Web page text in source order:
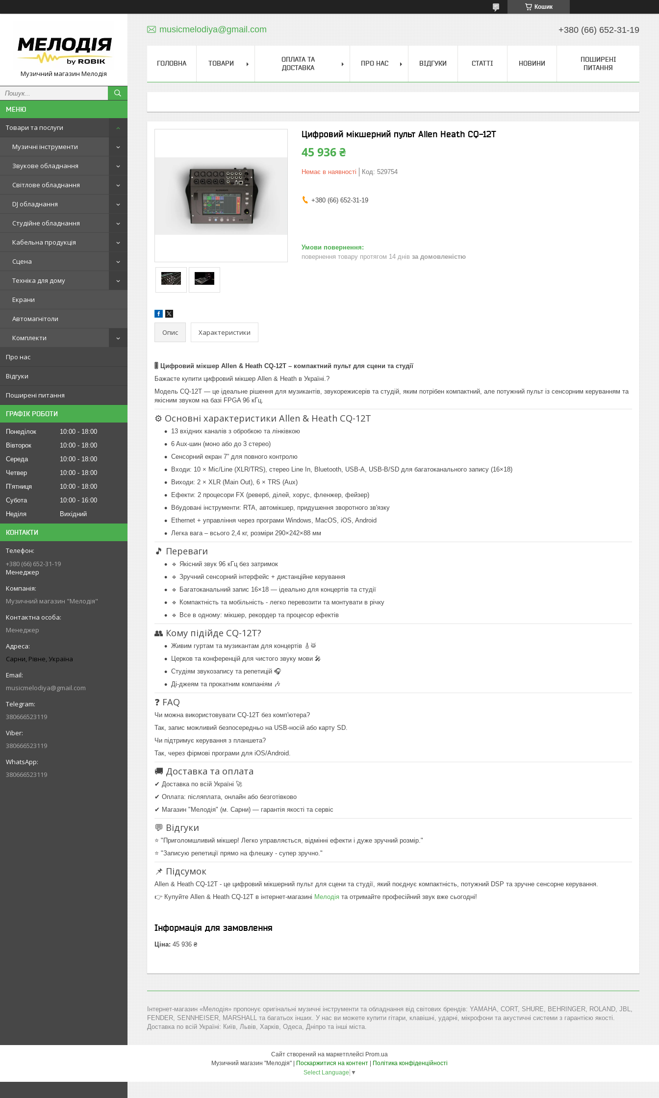
Кошик
Музичний магазин Мелодія
Товари та послуги
Музичні інструменти
Звукове обладнання
Світлове обладнання
DJ обладнання
Студійне обладнання
Кабельна продукція
Сцена
Техніка для дому
Екрани
Автомагнітоли
Комплекти
Про нас
Відгуки
Поширені питання
ГРАФІК РОБОТИ
Понеділок 10:00
18:00
Вівторок
10:00
18:00
Середа
10:00
18:00
Четвер
10:00
18:00
Пʼятниця
10:00
18:00
Субота
10:00
16:00
Неділя
Вихідний
КОНТАКТИ
+380 (66) 652-31-19
Менеджер
Музичний магазин "Мелодія"
Менеджер
Сарни, Рівне, Україна
musicmelodiya@gmail.com
380666523119
380666523119
380666523119
musicmelodiya@gmail.com +380 (66) 652-31-19
ГОЛОВНА ТОВАРИ
ОПЛАТА ТА
ДОСТАВКА
ПРО НАС ВІДГУКИ СТАТТІ НОВИНИ
ПОШИРЕНІ
ПИТАННЯ
Цифровий мікшерний пульт Allen Heath CQ-12T
45 936 ₴
Немає в наявності Код: 529754
+380 (66) 652-31-19
повернення товару протягом 14 днів за домовленістю
Опис Характеристики
🎚 Цифровий мікшер Allen & Heath CQ-12T – компактний пульт для сцени та студії
Бажаєте купити цифровий мікшер Allen & Heath в Україні.?
Модель CQ-12T — це ідеальне рішення для музикантів, звукорежисерів та студій, яким потрібен компактний, але потужний пульт із сенсорним керуванням та
якісним звуком на базі FPGA 96 кГц.
⚙ Основні характеристики Allen & Heath CQ-12T
13 вхідних каналів з обробкою та лінківкою
6 Aux-шин (моно або до 3 стерео)
Сенсорний екран 7” для повного контролю
Входи: 10 × Mic/Line (XLR/TRS), стерео Line In, Bluetooth, USB-A, USB-B/SD для багатоканального запису (16×18)
Виходи: 2 × XLR (Main Out), 6 × TRS (Aux)
Ефекти: 2 процесори FX (реверб, ділей, хорус, фленжер, фейзер)
Вбудовані інструменти: RTA, автомікшер, придушення зворотного зв'язку
Ethernet + управління через програми Windows, MacOS, iOS, Android
Легка вага – всього 2,4 кг, розміри 290×242×88 мм
🎵 Переваги
🔹 Якісний звук 96 кГц без затримок
🔹 Зручний сенсорний інтерфейс + дистанційне керування
🔹 Багатоканальний запис 16×18 — ідеально для концертів та студії
🔹 Компактність та мобільність - легко перевозити та монтувати в річку
🔹 Все в одному: мікшер, рекордер та процесор ефектів
👥 Кому підійде CQ-12T?
Живим гуртам та музикантам для концертів 🎸🥁
Церков та конференцій для чистого звуку мови 🎤
Студіям звукозапису та репетицій 🎧
Ді-джеям та прокатним компаніям 🎶
❓ FAQ
Чи можна використовувати CQ-12T без комп'ютера?
Так, запис можливий безпосередньо на USB-носій або карту SD.
Чи підтримує керування з планшета?
Так, через фірмові програми для iOS/Android.
🚚 Доставка та оплата
✔ Доставка по всій Україні 🚀
✔ Оплата: післяплата, онлайн або безготівково
✔ Магазин "Мелодія" (м. Сарни) — гарантія якості та сервіс
💬 Відгуки
⭐ "Приголомшливий мікшер! Легко управляється, відмінні ефекти і дуже зручний розмір."
⭐ "Записую репетиції прямо на флешку - супер зручно."
📌 Підсумок
Allen & Heath CQ-12T - це цифровий мікшерний пульт для сцени та студії, який поєднує компактність, потужний DSP та зручне сенсорне керування.
👉 Купуйте Allen & Heath CQ-12T в інтернет-магазині Мелодія та отримайте професійний звук вже сьогодні!
Інформація для замовлення
Ціна: 45 936 ₴
Інтернет-магазин «Мелодія» пропонує оригінальні музичні інструменти та обладнання від світових брендів: YAMAHA, CORT, SHURE, BEHRINGER, ROLAND, JBL,
FENDER, SENNHEISER, MARSHALL та багатьох інших. У нас ви можете купити гітари, клавішні, ударні, мікрофони та акустичні системи з гарантією якості.
Доставка по всій Україні: Київ, Львів, Харків, Одеса, Дніпро та інші міста.
Сайт створений на маркетплейсі Prom.ua
Поскаржитися на контент
Політика конфіденційності
Select Language ▼